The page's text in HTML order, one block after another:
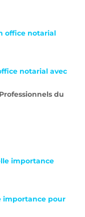
notarial avec
Professionnels du
importance pour